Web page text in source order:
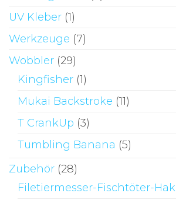
UV Kleber (1)
Werkzeuge (7)
Wobbler (29)
Kingfisher (1)
Mukai Backstroke (11)
T CrankUp (3)
Tumbling Banana (5)
Zubehör (28)
Filetiermesser-Fischtöter-